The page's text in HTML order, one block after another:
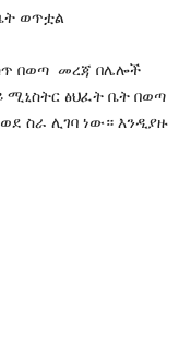
ወጥቷል
በወጣ መረጃ በሌሎች
ሚኒስትር ፅህፈት ቤት በወጣ
ስራ ሊገባ ነው። እንዲያዙ